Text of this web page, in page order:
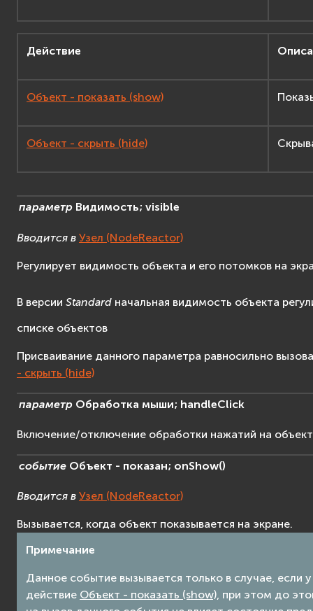
Действие
Объект - показать (show)
Объект - скрыть (hide)
параметр Видимость; visible
Вводится в Узел (NodeReactor)
Регулирует видимость объекта и его потомков на
В версии Standard начальная видимость объекта
списке объектов
Присваивание данного параметра равносильно
- скрыть (hide)
параметр Обработка мыши; handleClick
Включение/отключение обработки нажатий на
событие Объект - показан; onShow()
Вводится в Узел (NodeReactor)
Вызывается, когда объект показывается на экране.
Примечание
Данное событие вызывается только в случае, если
действие Объект - показать (show), при этом до